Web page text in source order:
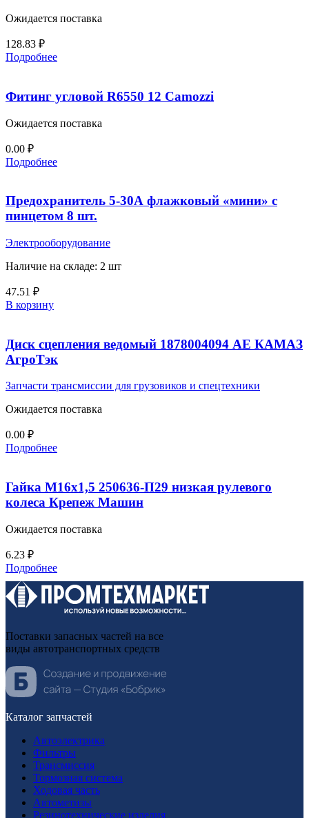
Ожидается поставка
128.83 ₽
Подробнее
Фитинг угловой R6550 12 Camozzi
Ожидается поставка
0.00 ₽
Подробнее
Предохранитель 5-30А флажковый «мини» с
пинцетом 8 шт.
Электрооборудование
Наличие на складе: 2 шт
47.51 ₽
В корзину
Диск сцепления ведомый 1878004094 AE КАМАЗ
АгроТэк
Запчасти трансмиссии для грузовиков и спецтехники
Ожидается поставка
0.00 ₽
Подробнее
Гайка М16х1,5 250636-П29 низкая рулевого
колеса Крепеж Машин
Ожидается поставка
6.23 ₽
Подробнее
Поставки запасных частей на все
виды автотранспортных средств
Каталог запчастей
Автоэлектрика
Фильтры
Трансмиссия
Тормозная система
Ходовая часть
Автометизы
Резинотехнические изделия